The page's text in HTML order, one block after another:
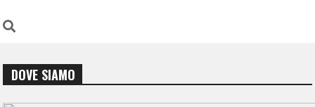
DOVE SIAMO